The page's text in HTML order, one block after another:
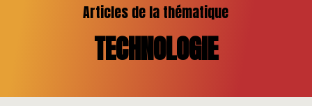
Articles de la thématique
TECHNOLOGIE